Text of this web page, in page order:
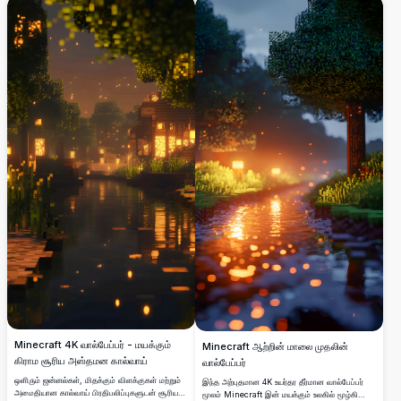
மாயாஜால தொடர்புகளைப் பிடித்து, அமைதியான
மற்றும் ஆழ்ந்த காட்டு சூழலை உருவாக்குகிறது.
நிறப்பண்மையும் பிரதிபலிக்கும் நீரும் சிறப்பாகப்
பதிவு செய்கிறது, நேர்த்தியான மெய்நிகர்
அனுபவத்தை அளிக்கிறது. மொபைல்
சாதனங்களுக்காகவே வடிவமைக்கப்பட்டது, இந்த
உயர்தரத் தெளிவுத்திறன் புகைப்படம் அமைதியான
காட்டு சூழலையும் உறுதியூட்டும், இது மைன்கிராஃப்ட்
ஆர்வலர்கள் தங்கள் மொபைல் இடைமுகத்தை
அமைதியான கோடரில் மேம்படுத்த விரும்புவதற்கு
சிறந்ததாகும்.
Minecraft 4K வால்பேப்பர் - மயக்கும்
கிராம சூரிய அஸ்தமன கால்வாய்
ஒளிரும் ஜன்னல்கள், மிதக்கும் விளக்குகள் மற்றும்
அமைதியான கால்வாய் பிரதிபலிப்புகளுடன் சூரிய
Minecraft ஆற்றின் மாலை முதலின்
வால்பேப்பர்
இந்த அற்புதமான 4K உயர்தர தீர்மான வால்பேப்பர்
மூலம் Minecraft இன் மயக்கும் உலகில் மூழ்கி